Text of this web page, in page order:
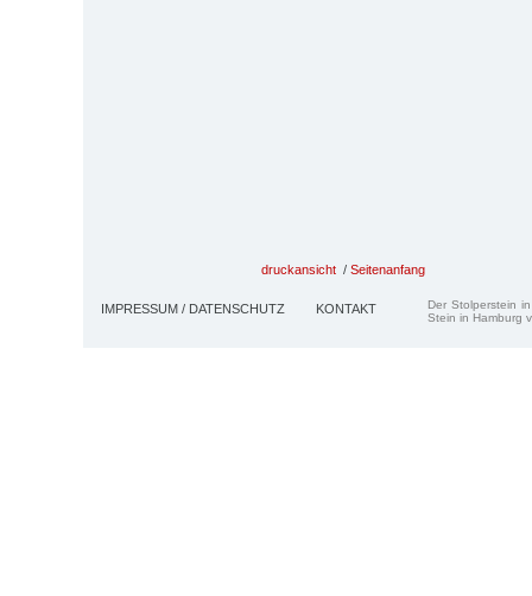
druckansicht / Seitenanfang
IMPRESSUM / DATENSCHUTZ KONTAKT
Der Stolperstein
Stein in Hamburg